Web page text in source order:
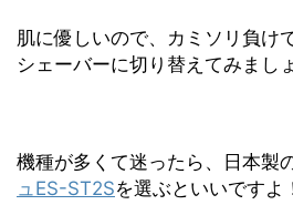
肌に優しいので、カミソリ負け
シェーバーに切り替えてみまし
機種が多くて迷ったら、日本製
ュES-ST2Sを選ぶといいですよ